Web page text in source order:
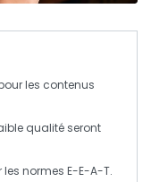
les contenus
qualité seront
les normes E-E-A-T.